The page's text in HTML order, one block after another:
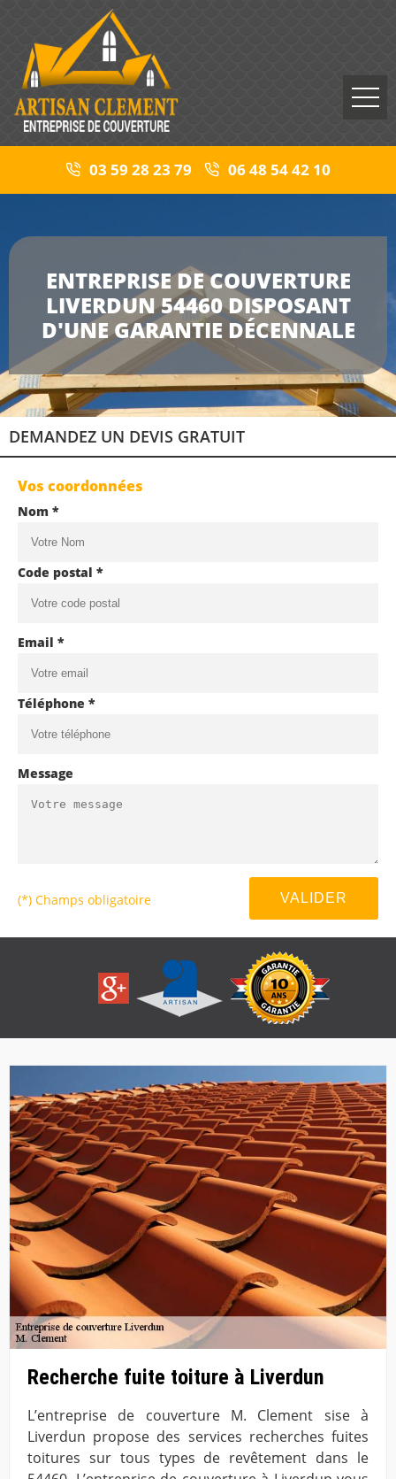
03 59 28 23 79 06 48 54 42 10
ENTREPRISE DE COUVERTURE
LIVERDUN 54460 DISPOSANT
D'UNE GARANTIE DÉCENNALE
DEMANDEZ UN DEVIS GRATUIT
Vos coordonnées
Nom *
Code postal *
Email *
Téléphone *
Message
(*) Champs obligatoire
Recherche fuite toiture à Liverdun
L’entreprise de couverture M. Clement sise à
Liverdun propose des services recherches fuites
toitures sur tous types de revêtement dans le